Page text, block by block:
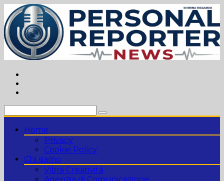
al
contenuto
Home
Privacy
Cookie Policy
Chi siamo
Vibra Creatività